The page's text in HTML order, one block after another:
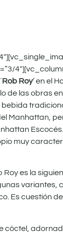
Rob Roy’ en el
de las obras
bebida
Manhattan,
muy
es la
variantes,
Es cuestión
cóctel,